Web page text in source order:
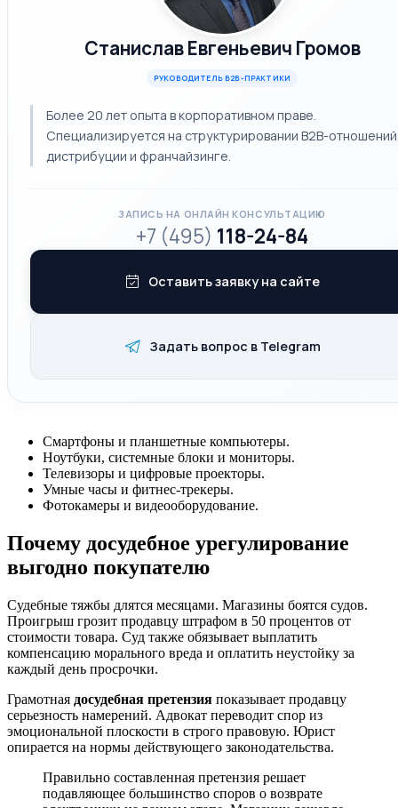
Станислав Евгеньевич Громов
РУКОВОДИТЕЛЬ B2B-ПРАКТИКИ
Более 20 лет опыта в корпоративном праве.
Специализируется на структурировании B2B-
дистрибуции и франчайзинге.
ЗАПИСЬ НА ОНЛАЙН КОНСУЛЬТАЦИЮ
+7 (495) 118-24-84
Оставить заявку на сайте
Задать вопрос в Telegram
Смартфоны и планшетные компьютеры.
Ноутбуки, системные блоки и мониторы.
Телевизоры и цифровые проекторы.
Умные часы и фитнес-трекеры.
Фотокамеры и видеооборудование.
Почему досудебное урегулирование
выгодно покупателю
Судебные тяжбы длятся месяцами. Магазины боятся судов.
Проигрыш грозит продавцу штрафом в 50 процентов от
стоимости товара. Суд также обязывает выплатить
компенсацию морального вреда и оплатить неустойку за
каждый день просрочки.
Грамотная досудебная претензия показывает продавцу
серьезность намерений. Адвокат переводит спор из
эмоциональной плоскости в строго правовую. Юрист
опирается на нормы действующего законодательства.
Правильно составленная претензия решает
подавляющее большинство споров о возврате